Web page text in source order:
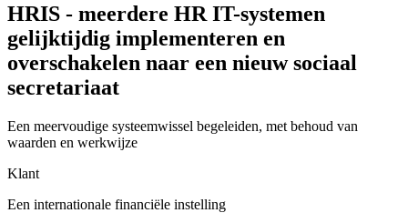
HRIS - meerdere HR IT-systemen
gelijktijdig implementeren en
overschakelen naar een nieuw sociaal
secretariaat
Een meervoudige systeemwissel begeleiden, met behoud van
waarden en werkwijze
Klant
Een internationale financiële instelling